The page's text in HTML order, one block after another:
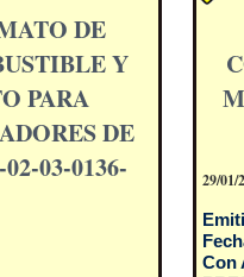
DE
Y
PARA
DE
03-0136-
29/01/
Con